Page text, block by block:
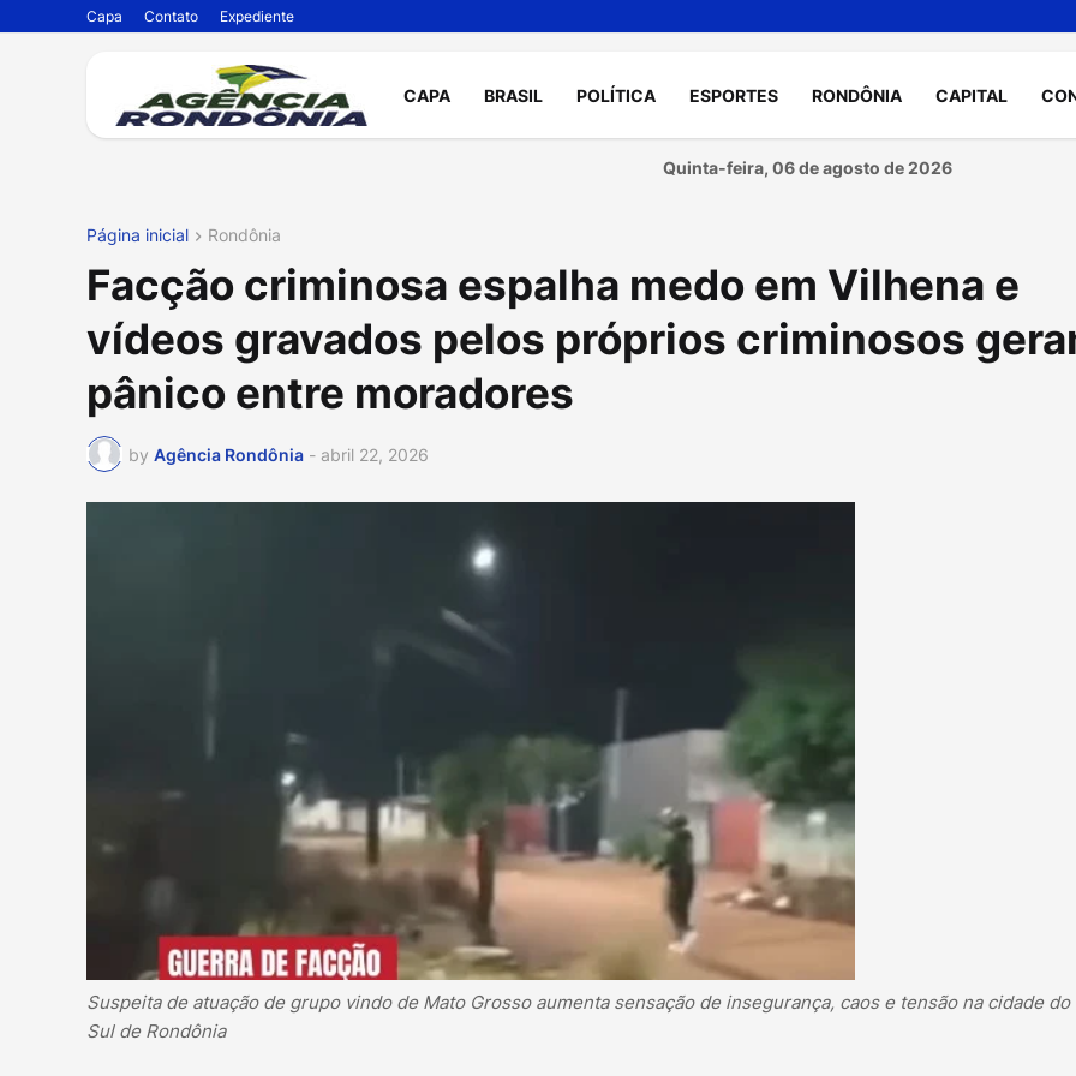
Capa Contato Expediente
CAPA BRASIL POLÍTICA ESPORTES RONDÔNIA CAPITAL
Quinta-feira, 06 de agosto de 2026
Página inicial Rondônia
Facção criminosa espalha medo em Vilhena e
vídeos gravados pelos próprios criminosos
pânico entre moradores
by Agência Rondônia - abril 22, 2026
Suspeita de atuação de grupo vindo de Mato Grosso aumenta sensação de insegurança, caos e tensão na cidade do
Sul de Rondônia